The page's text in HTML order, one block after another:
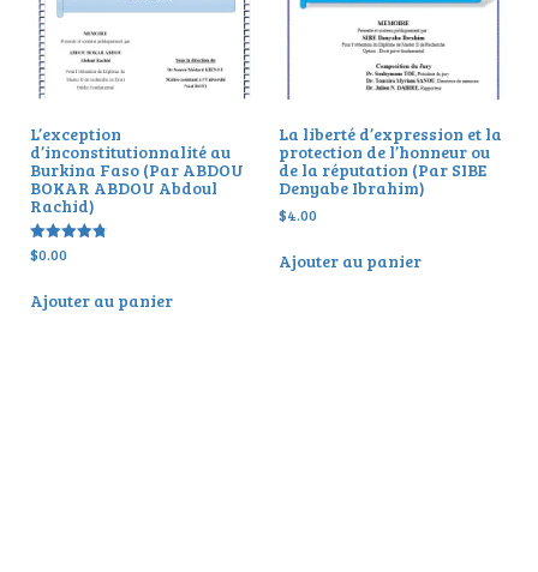
L’exception
d’inconstitutionnalité au
Burkina Faso (Par ABDOU
BOKAR ABDOU Abdoul
Rachid)
Note
4.80
$0.00
Ajouter au panier
La liberté d’expression et la
protection de l’honneur ou
de la réputation (Par SIBE
Denyabe Ibrahim)
$4.00
Ajouter au panier